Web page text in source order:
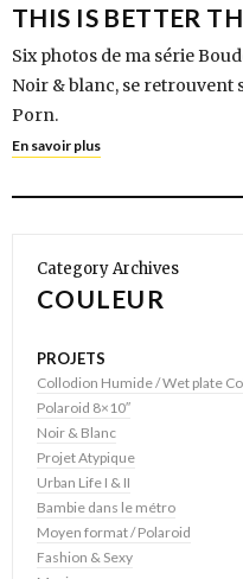
THIS IS BETTER
Six photos de ma série
Noir & blanc, se retrouvent
Porn.
En savoir plus
Category Archives
COULEUR
PROJETS
Collodion Humide / Wet plate
Polaroid 8×10″
Noir & Blanc
Projet Atypique
Urban Life I & II
Bambie dans le métro
Moyen format / Polaroid
Fashion & Sexy